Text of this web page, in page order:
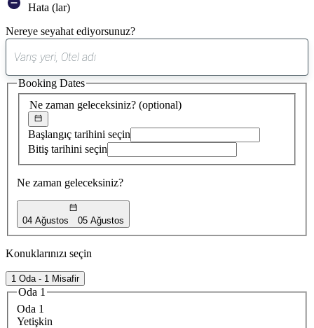
Hata (lar)
Nereye seyahat ediyorsunuz?
öneri
bulundu
Ne zaman geleceksiniz? (optional)
Başlangıç tarihini seçin
Bitiş tarihini seçin
Ne zaman geleceksiniz?
04 Ağustos 05 Ağustos
Booking Dates
Konuklarınızı seçin
1 Oda - 1 Misafir
Oda 1
Oda 1
Yetişkin